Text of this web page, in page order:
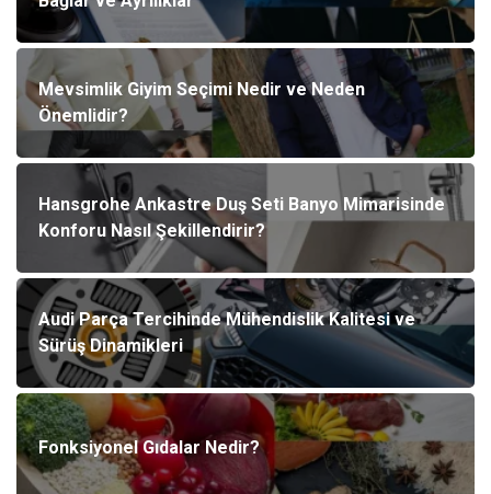
Mevsimlik Giyim Seçimi Nedir ve Neden
Önemlidir?
Hansgrohe Ankastre Duş Seti Banyo Mimarisinde
Konforu Nasıl Şekillendirir?
Audi Parça Tercihinde Mühendislik Kalitesi ve
Sürüş Dinamikleri
Fonksiyonel Gıdalar Nedir?